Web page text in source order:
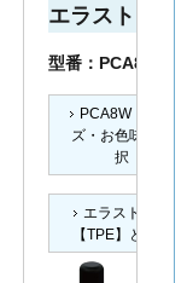
エラストマー
型番：PCA8W
PCA8W サイ
ズ・お色味を選
択
エラストマー
【TPE】とは？